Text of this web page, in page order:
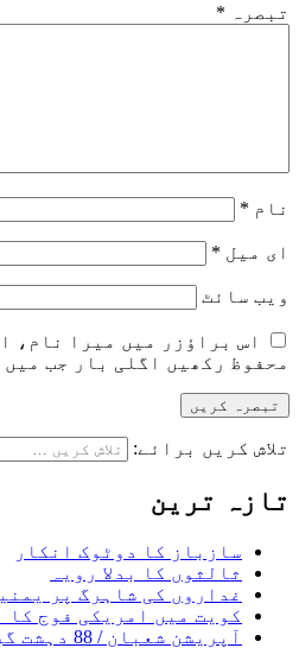
تبصرہ *
نام *
ای میل *
ویب‌ سائٹ
اس براؤزر میں میرا نام،
محفوظ رکھیں اگلی بار جب میں
تلاش کریں برائے:
تازہ ترین
سازباز کا دوٹوک انکار
ثالثوں کا بدلا رویہ
غداروں کی شاہرگ پر
کویت میں امریکی فوج کا
آپریشن شعبان / 88 دہشت گرد ہلاک